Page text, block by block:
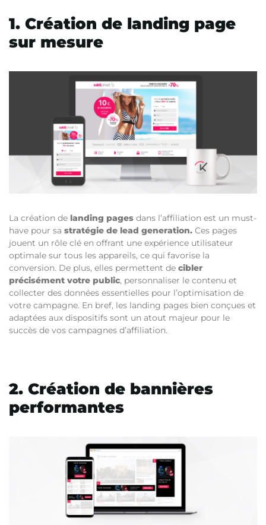
1. Création de landing page
sur mesure
La création de landing pages dans l’affiliation est un must-
have pour sa stratégie de lead generation. Ces pages
jouent un rôle clé en offrant une expérience utilisateur
optimale sur tous les appareils, ce qui favorise la
conversion. De plus, elles permettent de cibler
précisément votre public, personnaliser le contenu et
collecter des données essentielles pour l’optimisation de
votre campagne. En bref, les landing pages bien conçues et
adaptées aux dispositifs sont un atout majeur pour le
succès de vos campagnes d’affiliation.
2. Création de bannières
performantes